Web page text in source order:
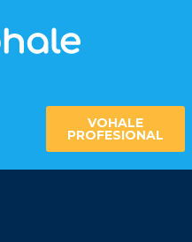
VOHALE
PROFESIONAL